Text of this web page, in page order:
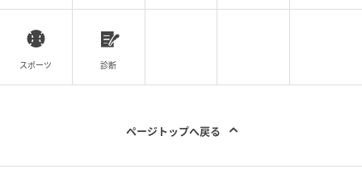
スポーツ 診断
ページトップへ戻る